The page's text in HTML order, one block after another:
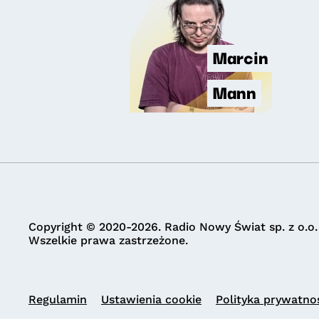
Marcin
Mann
Copyright © 2020-2026. Radio Nowy Świat sp. z o.o.
Wszelkie prawa zastrzeżone.
Regulamin Ustawienia cookie Polityka